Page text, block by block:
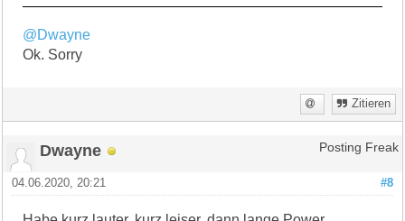
@Dwayne
Ok. Sorry
Zitieren
Dwayne Posting Freak
#8
04.06.2020, 20:21